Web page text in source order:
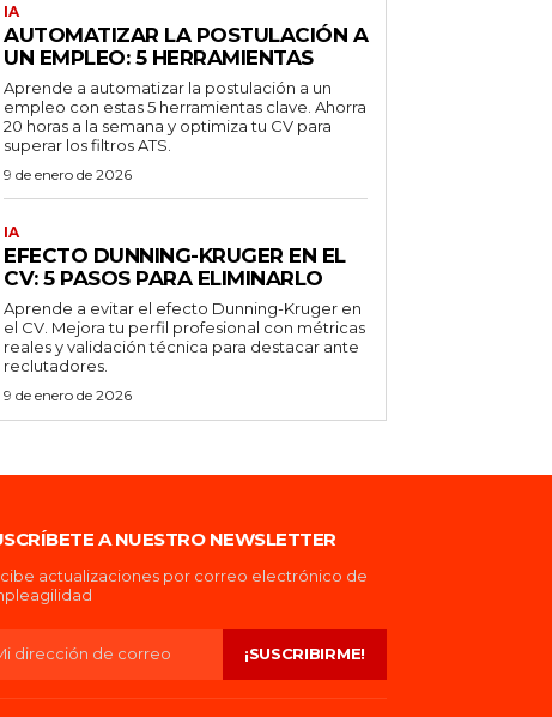
IA
AUTOMATIZAR LA POSTULACIÓN A
UN EMPLEO: 5 HERRAMIENTAS
Aprende a automatizar la postulación a un
empleo con estas 5 herramientas clave. Ahorra
20 horas a la semana y optimiza tu CV para
superar los filtros ATS.
9 de enero de 2026
IA
EFECTO DUNNING-KRUGER EN EL
CV: 5 PASOS PARA ELIMINARLO
Aprende a evitar el efecto Dunning-Kruger en
el CV. Mejora tu perfil profesional con métricas
reales y validación técnica para destacar ante
reclutadores.
9 de enero de 2026
A NUESTRO NEWSLETTER
actualizaciones por correo electrónico de
¡SUSCRIBIRME!